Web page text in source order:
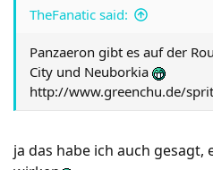
TheFanatic said:
Panzaeron gibt es auf der
City und Neuborkia
http://www.greenchu.de/
ja das habe ich auch